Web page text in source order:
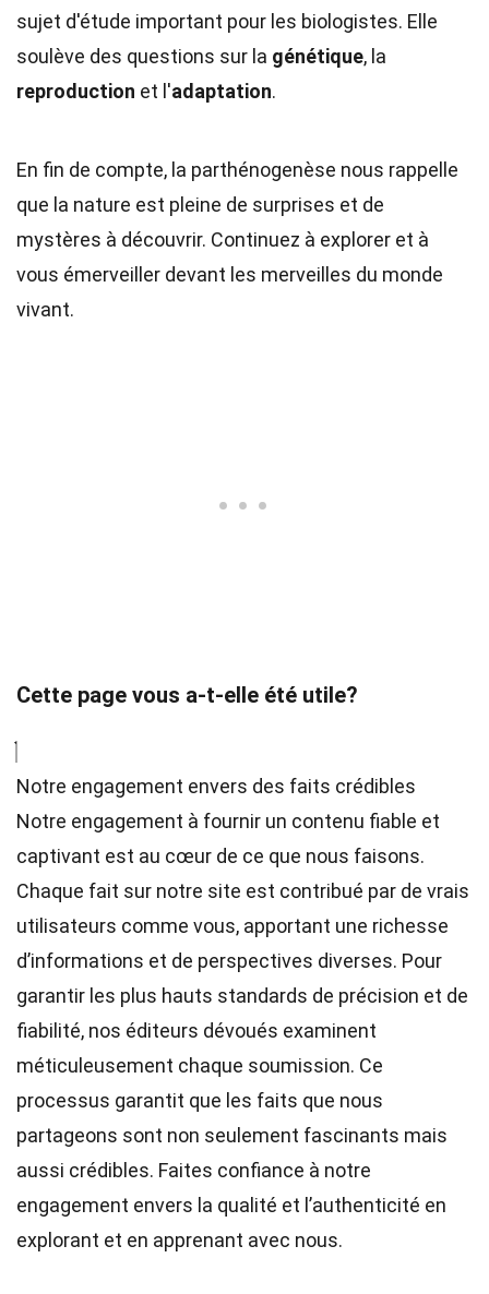
sujet d'étude important pour les biologistes. Elle
soulève des questions sur la génétique, la
reproduction et l'adaptation.
En fin de compte, la parthénogenèse nous rappelle
que la nature est pleine de surprises et de
mystères à découvrir. Continuez à explorer et à
vous émerveiller devant les merveilles du monde
vivant.
Cette page vous a-t-elle été utile?
Notre engagement envers des faits crédibles
Notre engagement à fournir un contenu fiable et
captivant est au cœur de ce que nous faisons.
Chaque fait sur notre site est contribué par de vrais
utilisateurs comme vous, apportant une richesse
d’informations et de perspectives diverses. Pour
garantir les plus hauts standards de précision et de
fiabilité, nos éditeurs dévoués examinent
méticuleusement chaque soumission. Ce
processus garantit que les faits que nous
partageons sont non seulement fascinants mais
aussi crédibles. Faites confiance à notre
engagement envers la qualité et l’authenticité en
explorant et en apprenant avec nous.